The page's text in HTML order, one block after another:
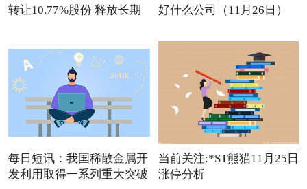
转让10.77%股份 释放长期
好什么公司（11月26日）
每日短讯：我国稀散金属开
发利用取得一系列重大突破
当前关注:*ST熊猫11月25日
涨停分析